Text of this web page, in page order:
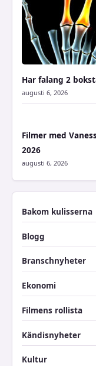
Har falang 2
augusti 6, 2026
Filmer med
2026
augusti 6, 2026
Bakom kulisserna
Blogg
Branschnyheter
Ekonomi
Filmens rollista
Kändisnyheter
Kultur